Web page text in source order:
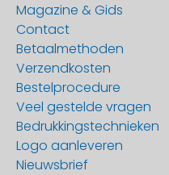
Magazine & Gids
Contact
Betaalmethoden
Verzendkosten
Bestelprocedure
Veel gestelde vragen
Bedrukkingstechnieken
Logo aanleveren
Nieuwsbrief